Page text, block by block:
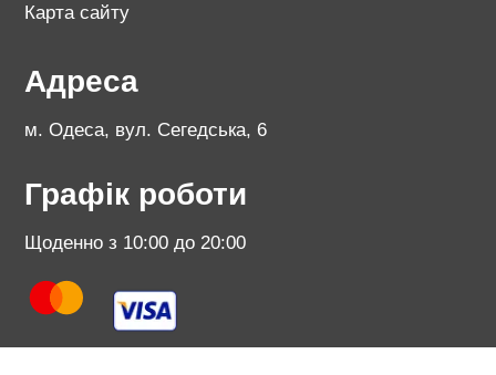
Карта сайту
Адреса
м. Одеса, вул. Сегедська, 6
Графік роботи
Щоденно з 10:00 до 20:00